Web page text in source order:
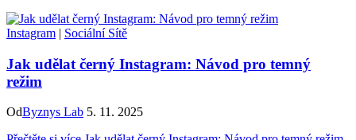
Instagram | Sociální Sítě
Jak udělat černý Instagram: Návod pro temný
režim
OdByznys Lab 5. 11. 2025